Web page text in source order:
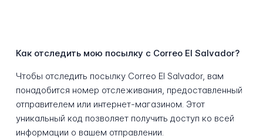
Как отследить мою посылку с Correo El Salvador?
Чтобы отследить посылку Correo El Salvador, вам
понадобится номер отслеживания, предоставленный
отправителем или интернет-магазином. Этот
уникальный код позволяет получить доступ ко всей
информации о вашем отправлении.